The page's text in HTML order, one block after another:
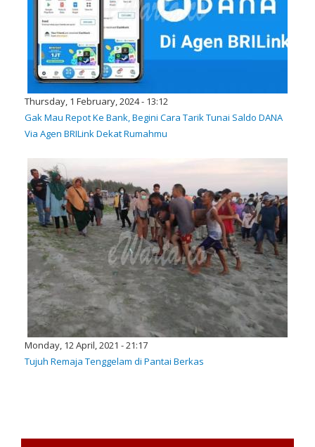
Thursday, 1 February, 2024 - 13:12
Gak Mau Repot Ke Bank, Begini Cara Tarik Tunai Saldo DANA
Via Agen BRILink Dekat Rumahmu
Monday, 12 April, 2021 - 21:17
Tujuh Remaja Tenggelam di Pantai Berkas